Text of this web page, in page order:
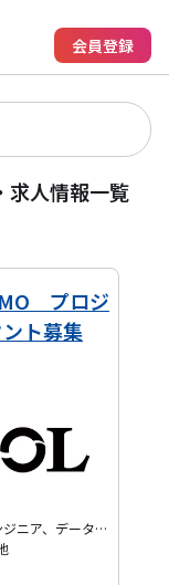
会員登録
求人情報一覧
プロジ
ト募集
プリセールス、データアナリスト、データエンジニア、データサイエンティスト、バックエンドエンジニア、フロントエンドエンジニア、AI・機械学習エンジニア、BIエンジニア、IoTエンジニア、ITマネジャー、ITコンサルタント、プログラマー(PG)、プロジェクトマネージャー(PM)、システムエンジニア(SE)、インフラ保守運用・監視、半導体エンジニア、機械系エンジニア、組み込みエンジニア、電気・電子系エンジニア、インフラエンジニア、クラウドエンジニア、セキュリティエンジニア、データベースエンジニア、ネットワークエンジニア、フルスタックエンジニア、モバイルアプリエンジニア、BPR・BPOコンサルタント、ERPコンサルタント、ITアーキテクト、PMO、SAPコンサルタント、戦略コンサルタント、テックリード、プロジェクトリーダー(PL)、QAエンジニア、EM、プロダクトマネージャー(PdM)、アジャイルコーチ・スクラムマスター、DevOpsエンジニア、ブリッジSE、SRE、ゲーム開発エンジニア、その他コンサルタント